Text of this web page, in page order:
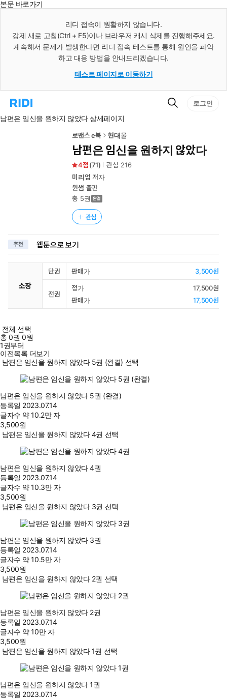
본문 바로가기
리디 접속이 원활하지 않습니다.
강제 새로 고침(Ctrl + F5)이나 브라우저 캐시 삭제를 진행해주세요.
계속해서 문제가 발생한다면 리디 접속 테스트를 통해 원인을 파악
하고 대응 방법을 안내드리겠습니다.
테스트 페이지로 이동하기
리
홈
검
로그인
남편은 임신을 원하지 않았다 상세페이지
로맨스 e북 현대물
남편은 임신을 원하지 않았다
4 (71) 관심 216
미리엄 저자
윈썸 출판
총 5권
관심
추천 웹툰으로 보기
소장
단권 판매가 3,500원
전권
정가
17,500원
판매가
17,500원
전체 선택
총0권 0원
1권부터
이전목록 더보기
남편은 임신을 원하지 않았다 5권 (완결) 선택
남편은 임신을 원하지 않았다 5권 (완결)
등록일 2023.07.14
글자수 약 10.2만 자
3,500원
남편은 임신을 원하지 않았다 4권 선택
남편은 임신을 원하지 않았다 4권
등록일 2023.07.14
글자수 약 10.3만 자
3,500원
남편은 임신을 원하지 않았다 3권 선택
남편은 임신을 원하지 않았다 3권
등록일 2023.07.14
글자수 약 10.5만 자
3,500원
남편은 임신을 원하지 않았다 2권 선택
남편은 임신을 원하지 않았다 2권
등록일 2023.07.14
글자수 약 10만 자
3,500원
남편은 임신을 원하지 않았다 1권 선택
남편은 임신을 원하지 않았다 1권
등록일 2023.07.14